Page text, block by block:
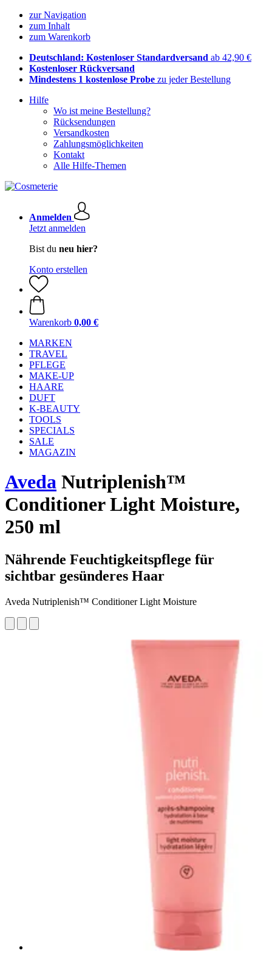
zur Navigation
zum Inhalt
zum Warenkorb
Deutschland: Kostenloser Standardversand ab 42,90 €
Kostenloser Rückversand
Mindestens 1 kostenlose Probe zu jeder Bestellung
Hilfe
Wo ist meine Bestellung?
Rücksendungen
Versandkosten
Zahlungsmöglichkeiten
Kontakt
Alle Hilfe-Themen
Anmelden
Jetzt anmelden
Bist du neu hier?
Konto erstellen
Warenkorb 0,00 €
MARKEN
TRAVEL
PFLEGE
MAKE-UP
HAARE
DUFT
K-BEAUTY
TOOLS
SPECIALS
SALE
MAGAZIN
Aveda Nutriplenish™
Conditioner Light Moisture,
250 ml
Nährende Feuchtigkeitspflege für
sichtbar gesünderes Haar
Aveda Nutriplenish™ Conditioner Light Moisture